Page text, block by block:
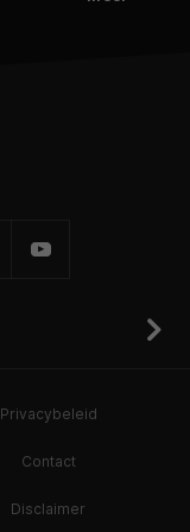
Privacybeleid
Contact
Disclaimer